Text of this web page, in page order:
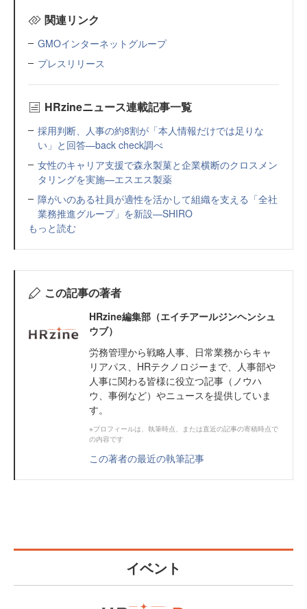
関連リンク
GMOインターネットグループ
プレスリリース
HRzineニュース連載記事一覧
採用判断、人事の約8割が「本人情報だけでは足りな
い」と回答—back check調べ
女性のキャリア支援で森永製菓と企業横断のクロスメン
タリングを実施—エスエス製薬
障がいのある社員が適性を活かして組織を支える「全社
業務推進グループ」を新設—SHIRO
もっと読む
この記事の著者
HRzine編集部（エイチアールジンヘンシュ
ウブ）
労務管理から戦略人事、日常業務からキャ
リアパス、HRテクノロジーまで、人事部や
人事に関わる皆様に役立つ記事（ノウハ
ウ、事例など）やニュースを提供していま
す。
※プロフィールは、執筆時点、または直近の記事の寄稿時点で
の内容です
この著者の最近の執筆記事
イベント